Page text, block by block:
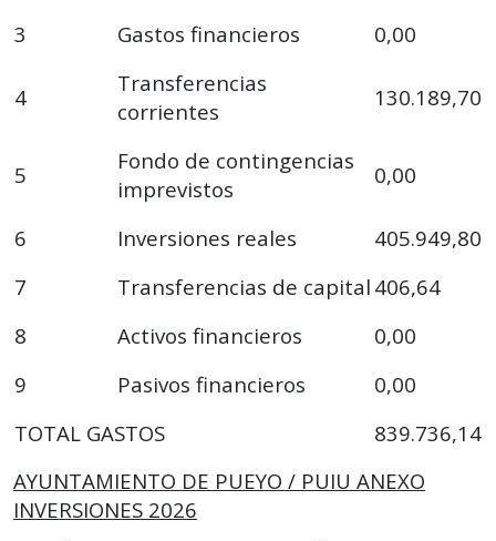
3 Gastos financieros 0,00
4
Transferencias
corrientes
130.189,70
5
Fondo de contingencias
imprevistos
0,00
6 Inversiones reales
405.949,80
7
Transferencias de capital 406,64
8
Activos financieros
0,00
9
Pasivos financieros
0,00
TOTAL GASTOS
839.736,14
AYUNTAMIENTO DE PUEYO / PUIU ANEXO
INVERSIONES 2026